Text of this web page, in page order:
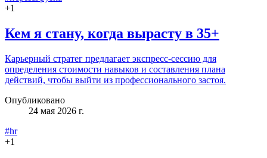
+1
Кем я стану, когда вырасту в 35+
Карьерный стратег предлагает экспресс‑сессию для
определения стоимости навыков и составления плана
действий, чтобы выйти из профессионального застоя.
Опубликовано
24 мая 2026 г.
#hr
+1